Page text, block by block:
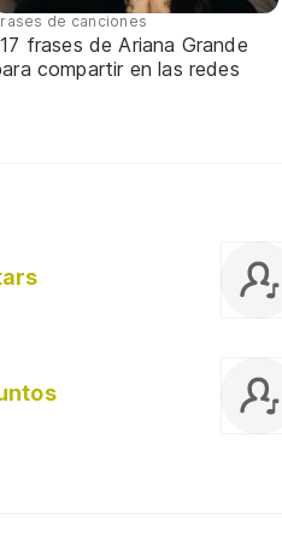
de canciones
frases de Ariana Grande
compartir en las redes